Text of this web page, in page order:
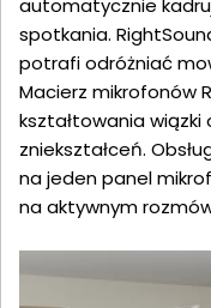
spotkania.
potrafi odróżniać
Macierz mikrofonów
kształtowania
zniekształceń.
na jeden panel
na aktywnym